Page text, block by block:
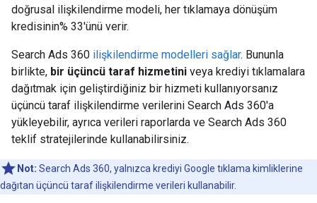
doğrusal ilişkilendirme modeli, her tıklamaya dönüşüm
kredisinin% 33'ünü verir.
Search Ads 360 ilişkilendirme modelleri sağlar. Bununla
birlikte, bir üçüncü taraf hizmetini veya krediyi tıklamalara
dağıtmak için geliştirdiğiniz bir hizmeti kullanıyorsanız
üçüncü taraf ilişkilendirme verilerini Search Ads 360'a
yükleyebilir, ayrıca verileri raporlarda ve Search Ads 360
teklif stratejilerinde kullanabilirsiniz.
Not: Search Ads 360, yalnızca krediyi Google tıklama kimliklerine
dağıtan üçüncü taraf ilişkilendirme verileri kullanabilir.